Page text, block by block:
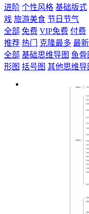
进阶 个性风格 基础版式
戏 旅游美食 节日节气
全部 免费 VIP免费 付费
推荐 热门 克隆最多 最
全部 基础思维导图 鱼骨
形图 括号图 其他思维导